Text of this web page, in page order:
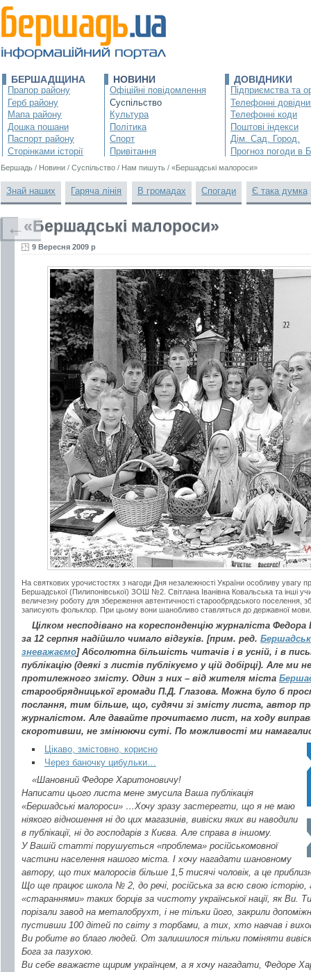
БЕРШАДЩИНА
Прапор району
Герб району
Мапа району
Дошка пошани
Паспорт району
Сторінками історії
НОВИНИ
Офіційні повідомлення
Суспільство
Культура
Політика
Спорт
Привітання
ДОВІДНИКИ
Підприємства та
Телефонні
Телефонні коди
Поштові індекси
Дім. Сад. Город.
Прогноз погоди в
Бершадь / Новини / Суспільство / Нам пишуть / «Бершадські малороси»
Знай наших Гаряча лінія В громадах Спогади Є така думка
«Бершадські малороси»
9 Вересня 2009 р
На святкових урочистостях з нагоди Дня незалежності України особливу увагу
Бершадської (Пилипонівської) ЗОШ №2. Світлана Іванівна Ковальська та інші
величезну роботу для збереження автентичності старообрядського поселення,
записують фольклор. При цьому вони шанобливо ставляться до державної
Цілком несподівано на кореспонденцію журналіста
за 12 серпня надійшло чимало відгуків. [прим. ред.
зневажаємо] Абсолютна більшість читачів і в усній, і в
публікацію (деякі з листів публікуємо у цій добірці). Але ми
протилежного змісту. Один з них – від жителя міста
старообрядницької громади П.Д. Глазова. Можна було б
послання, тим більше, що, судячи зі змісту листа, автор
журналістом. Але давайте прочитаємо лист, на ходу
скоротивши, не змінюючи суті. По можливості ми
Цікаво, змістовно, корисно
Через баночку цибульки…
«Шановний Федоре Харитоновичу!
Написати цього листа мене змусила Ваша публікація
«Бершадські малороси» …Хочу зразу застерегти, що я не маю
ніякого відношення ні до цих магазинів, вивіски яких ви наводили
в публікації, ні до господарів з Києва. Але справа в іншому.
У Вашій статті порушується «проблема» російськомовної
частини населення нашого міста. І хочу нагадати шановному
автору, що тих малоросів більше 1,5 тисячі чоловік, а це
Що ще працює школа № 2, до речі, російська за всю свою історію,
«стараннями» таких борців за чистоту української нації, як Ви.
порізали завод на металобрухт, і не тільки його, закрили
пустивши 100 дітей по світу з торбами, а тих, хто навчав і
Ви робите во благо людей. От залишилося тільки поміняти
Бога за пазухою.
Ви себе вважаєте щирим українцем, а я хочу нагадати, Федоре
←